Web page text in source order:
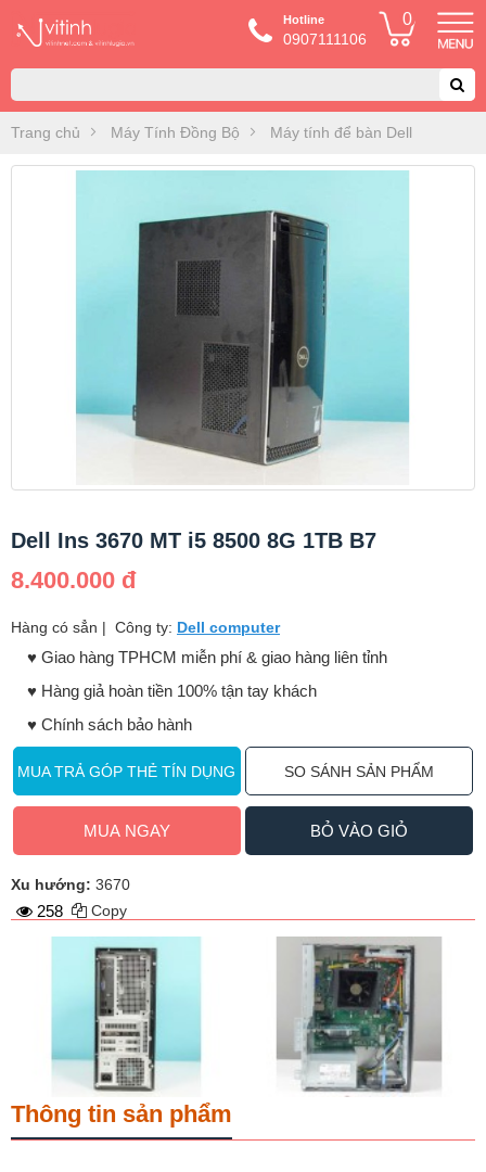
Hotline
0907111106
0
Trang chủ Máy Tính Đồng Bộ Máy tính để bàn Dell
Dell Ins 3670 MT i5 8500 8G 1TB B7
8.400.000 đ
Hàng có sẳn | Công ty: Dell computer
♥️ Giao hàng TPHCM miễn phí & giao hàng liên tỉnh
♥️ Hàng giả hoàn tiền 100% tận tay khách
♥️ Chính sách bảo hành
MUA TRẢ GÓP THẺ TÍN DỤNG SO SÁNH SẢN PHẨM
MUA NGAY BỎ VÀO GIỎ
Xu hướng: 3670
258 Copy
Thông tin sản phẩm